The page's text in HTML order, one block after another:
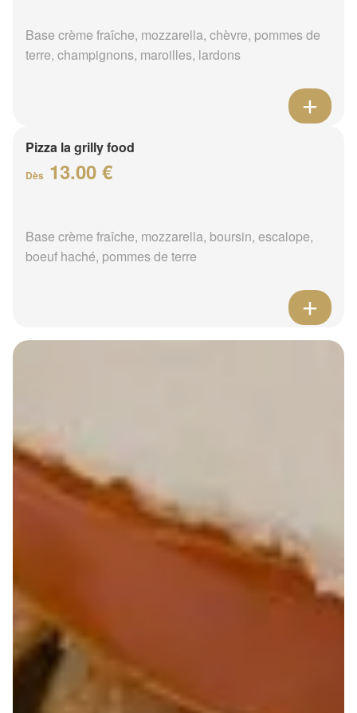
Base crème fraîche, mozzarella, chèvre, pommes de
terre, champignons, maroilles, lardons
Pizza la grilly food
Dès 13.00 €
Base crème fraîche, mozzarella, boursin, escalope,
boeuf haché, pommes de terre